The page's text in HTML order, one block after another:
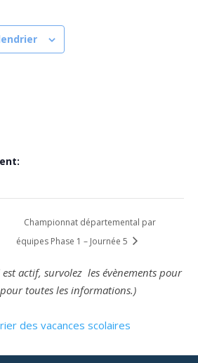
Championnat départemental par
équipes Phase 1 – Journée 5
est actif, survolez les évènements pour
toutes les informations.)
des vacances scolaires